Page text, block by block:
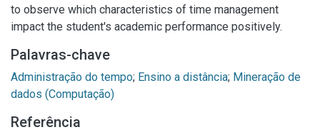
to observe which characteristics of time management
impact the student's academic performance positively.
Palavras-chave
Administração do tempo; Ensino a distância; Mineração de
dados (Computação)
Referência